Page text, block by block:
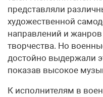
представляли
художественной
направлений и
творчества. Но
достойно выдержали
показав высокое
К исполнителям в